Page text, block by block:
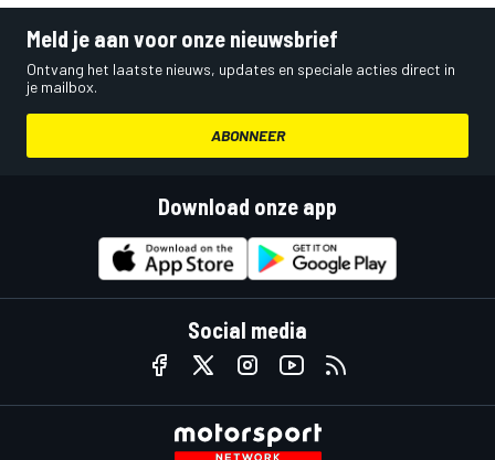
Meld je aan voor onze nieuwsbrief
Ontvang het laatste nieuws, updates en speciale acties direct in
je mailbox.
ABONNEER
Download onze app
Social media